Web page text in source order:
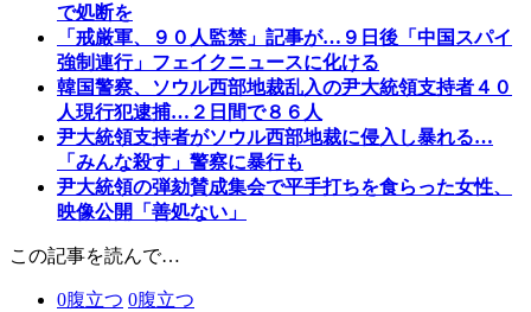
で処断を
「戒厳軍、９０人監禁」記事が…９日後「中国スパイ
強制連行」フェイクニュースに化ける
韓国警察、ソウル西部地裁乱入の尹大統領支持者４０
人現行犯逮捕…２日間で８６人
尹大統領支持者がソウル西部地裁に侵入し暴れる…
「みんな殺す」警察に暴行も
尹大統領の弾劾賛成集会で平手打ちを食らった女性、
映像公開「善処ない」
この記事を読んで…
0腹立つ 0腹立つ